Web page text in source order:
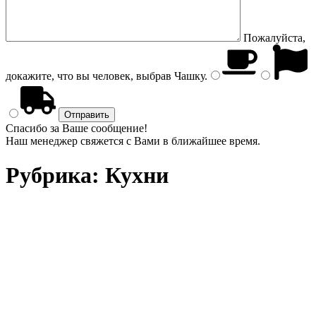
Пожалуйста,
докажите, что вы человек, выбрав Чашку.
Спасибо за Ваше сообщение!
Наш менеджер свяжется с Вами в ближайшее время.
Рубрика: Кухни